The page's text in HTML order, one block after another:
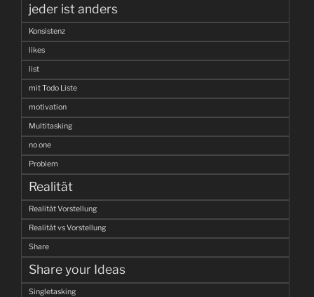
jeder ist anders
Konsistenz
likes
list
mit Todo Liste
motivation
Multitasking
no one
Problem
Realität
Realität Vorstellung
Realität vs Vorstellung
Share
Share your Ideas
Singletasking